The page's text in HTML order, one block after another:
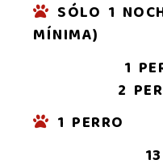
SÓLO 1
MÍNIMA)
1
2
1 PERRO